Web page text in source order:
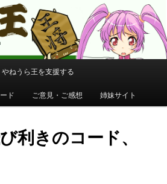
式サイト
ら王 公式サイト
やねうら王を支援する
ド ご意見・ご感想 姉妹サイト
利きのコード、